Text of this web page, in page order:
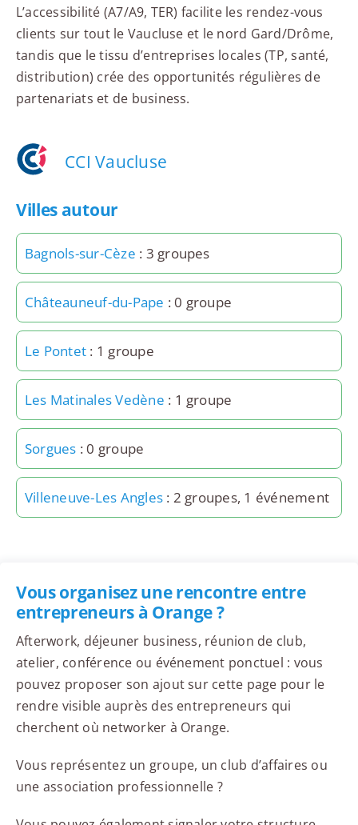
L’accessibilité (A7/A9, TER) facilite les rendez-vous
clients sur tout le Vaucluse et le nord Gard/Drôme,
tandis que le tissu d’entreprises locales (TP, santé,
distribution) crée des opportunités régulières de
partenariats et de business.
CCI Vaucluse
Villes autour
Bagnols-sur-Cèze : 3 groupes
Châteauneuf-du-Pape : 0 groupe
Le Pontet : 1 groupe
Les Matinales Vedène : 1 groupe
Sorgues : 0 groupe
Villeneuve-Les Angles : 2 groupes, 1 événement
Vous organisez une rencontre entre
entrepreneurs à Orange ?
Afterwork, déjeuner business, réunion de club,
atelier, conférence ou événement ponctuel : vous
pouvez proposer son ajout sur cette page pour le
rendre visible auprès des entrepreneurs qui
cherchent où networker à Orange.
Vous représentez un groupe, un club d’affaires ou
une association professionnelle ?